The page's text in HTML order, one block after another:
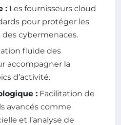
: Les fournisseurs cloud
pour protéger les
cybermenaces.
fluide des
accompagner la
d’activité.
: Facilitation de
avancés comme
et l’analyse de